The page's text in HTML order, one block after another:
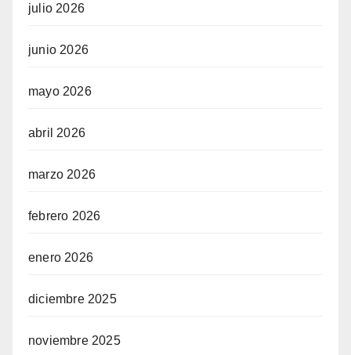
julio 2026
junio 2026
mayo 2026
abril 2026
marzo 2026
febrero 2026
enero 2026
diciembre 2025
noviembre 2025